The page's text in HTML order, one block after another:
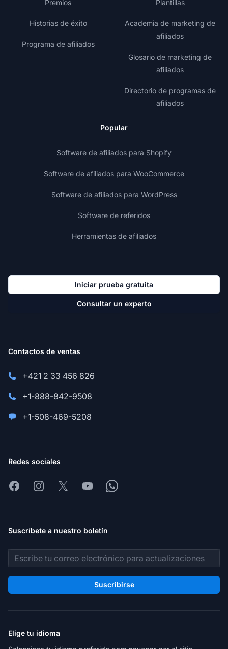
Premios
Historias de éxito
Programa de afiliados
Plantillas
Academia de marketing de
afiliados
Glosario de marketing de
afiliados
Directorio de programas de
afiliados
Popular
Software de afiliados para Shopify
Software de afiliados para WooCommerce
Software de afiliados para WordPress
Software de referidos
Herramientas de afiliados
Iniciar prueba gratuita
Consultar un experto
Contactos de ventas
+421 2 33 456 826
+1-888-842-9508
+1-508-469-5208
Redes sociales
FacebookInstagram
X YoutubeWhatsapp
Suscríbete a nuestro boletín
Dirección de correo electrónico
Suscribirse
Elige tu idioma